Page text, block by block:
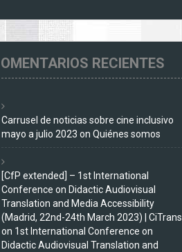
RECIENTES
Carrusel de noticias sobre cine inclusivo
mayo a julio 2023 on Quiénes somos
[CfP extended] – 1st International
Conference on Didactic Audiovisual
Translation and Media Accessibility
(Madrid, 22nd-24th March 2023) | CiTrans
on 1st International Conference on
Didactic Audiovisual Translation and